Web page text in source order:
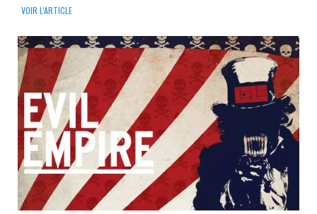
VOIR L'ARTICLE